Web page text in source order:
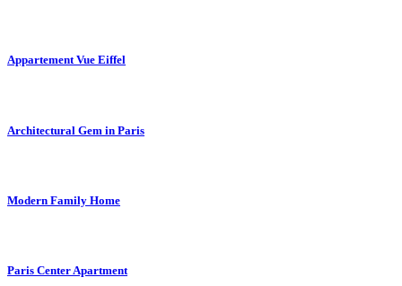
Appartement Vue Eiffel
Architectural Gem in Paris
Modern Family Home
Paris Center Apartment